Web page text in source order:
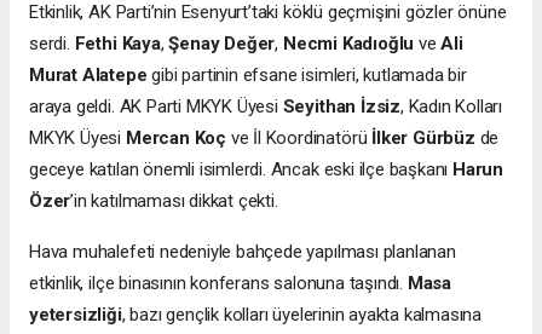
Etkinlik, AK Parti’nin Esenyurt’taki köklü geçmişini gözler önüne
serdi. Fethi Kaya,Şenay Değer, Necmi Kadıoğlu veAli
Murat Alatepe gibi partinin efsane isimleri, kutlamada bir
araya geldi. AK Parti MKYK Üyesi Seyithan İzsiz, Kadın Kolları
MKYK Üyesi Mercan Koç ve İl Koordinatörü İlker Gürbüz de
geceye katılan önemli isimlerdi. Ancak eski ilçe başkanı Harun
Özer’in katılmaması dikkat çekti.
Hava muhalefeti nedeniyle bahçede yapılması planlanan
etkinlik, ilçe binasının konferans salonuna taşındı. Masa
yetersizliği, bazı gençlik kolları üyelerinin ayakta kalmasına